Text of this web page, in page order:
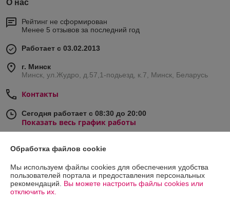
О нас
Рейтинг не сформирован
Менее 5 отзывов за последний год
Работает с 03.02.2013
г. Минск
Минск, ул.Жудро, д.57,1-подьезд, к.7, Минск, Беларусь
Контакты
Сегодня работает с 08:30 до 20:00
Показать весь график работы
Отзывы о магазине
68 отзывов за всё время
Покупатель
Обработка файлов cookie
Мы используем файлы cookies для обеспечения удобства
пользователей портала и предоставления персональных
рекомендаций. Вы можете настроить файлы cookies или
отключить их.